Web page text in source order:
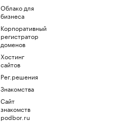
Облако для
бизнеса
Корпоративный
регистратор
доменов
Хостинг
сайтов
Рег.решения
Знакомства
Сайт
знакомств
podbor.ru